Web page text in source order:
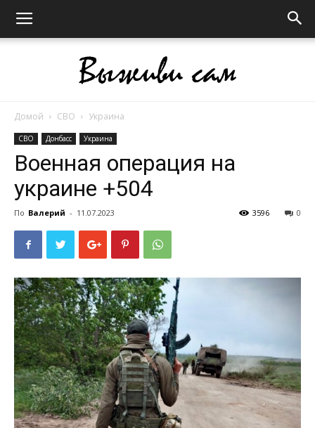
Домой СВО Украина
СВО Донбасс Украина
Военная операция на
украине +504
По Валерий - 11.07.2023 0
3596